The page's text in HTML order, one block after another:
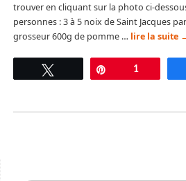
trouver en cliquant sur la photo ci-
personnes : 3 à 5 noix de Saint Jacques
grosseur 600g de pomme … lire la suite
Tweetez Épingle
1